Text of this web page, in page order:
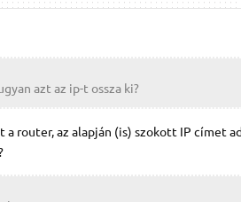
azt az ip-t ossza ki?
router, az alapján (is) szokott IP címet